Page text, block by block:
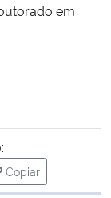
em
Copiar
para área de